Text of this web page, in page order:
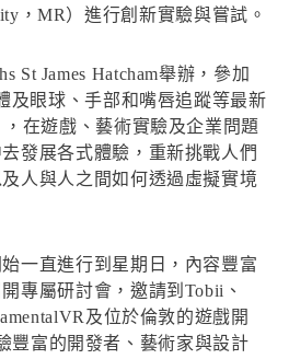
，MR）進行創新實驗與嘗試。
St James Hatcham舉辦，參加
及眼球、手部和嘴唇追蹤等最新
在遊戲、藝術實驗及企業問題
發展各式體驗，重新挑戰人們
人與人之間如何透過虛擬實境
一直進行到星期日，內容豐富
專屬研討會，邀請到Tobii、
及位於倫敦的遊戲開
豐富的開發者、藝術家與設計